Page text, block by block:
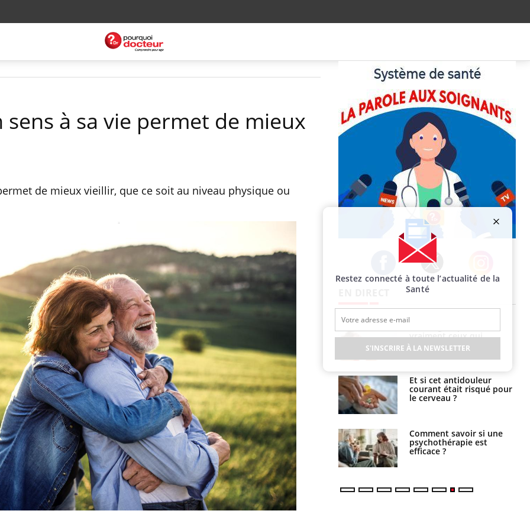
à sa vie permet de mieux
de mieux vieillir, que ce soit au niveau physique ou
Facebook Twitter Instagram
Cerveau : le mystère de la
"madeleine de Proust"
enfin expliqué
Intolérance au gluten : les
nouvelles
recommandations de la
HAS
Insuffisance cardiaque :
comment mieux la
prévenir
Grossesse : ces polluants
pourraient influencer le
poids des enfants
Autisme : pourquoi le
cerveau reconnaît-il les
visages autrement ?
vraiment ceux qui
cherchent à dorer leur
peau ?
Et si cet antidouleur
courant était risqué pour
le cerveau ?
Comment savoir si une
psychothérapie est
efficace ?
Restez connecté à toute l’actualité de la
Santé
S'INSCRIRE À LA NEWSLETTER